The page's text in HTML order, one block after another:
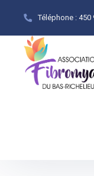
Téléphone : 450